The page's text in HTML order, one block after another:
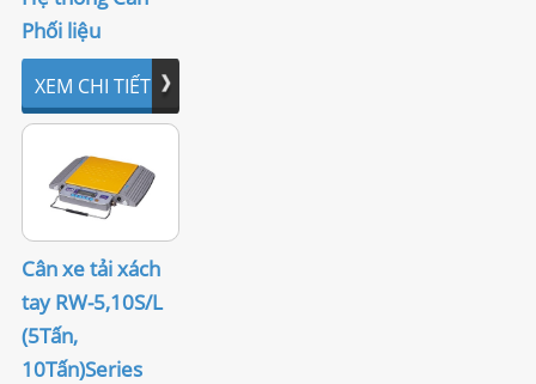
Phối liệu
XEM CHI TIẾT
Cân xe tải xách
tay RW-5,10S/L
(5Tấn,
10Tấn)Series